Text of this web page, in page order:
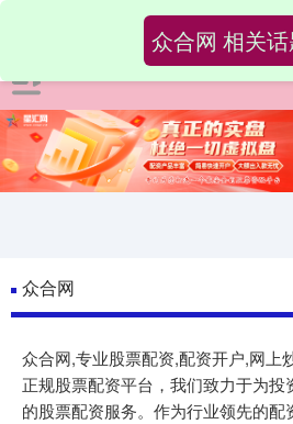
众合网
众合网,专业股票配资,配资开户,网上
正规股票配资平台，我们致力于为
的股票配资服务。作为行业领先的
众合网 相关